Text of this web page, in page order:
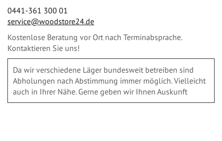
0441-361 300 01
service@woodstore24.de
Kostenlose Beratung vor Ort nach Terminabsprache.
Kontaktieren Sie uns!
Da wir verschiedene Läger bundesweit betreiben sind
Abholungen nach Abstimmung immer möglich. Vielleicht
auch in Ihrer Nähe. Gerne geben wir Ihnen Auskunft